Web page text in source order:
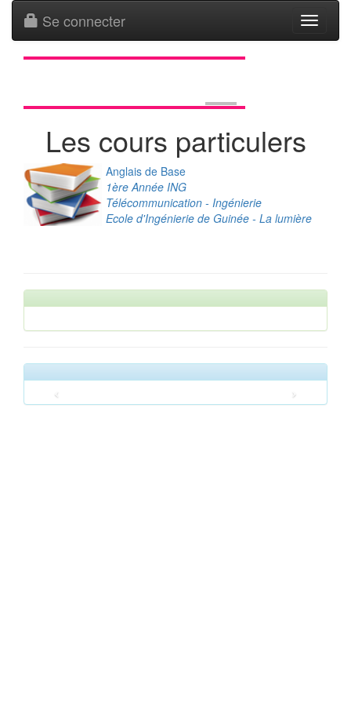
Toggle
Se connecter
Les cours particulers
Anglais de Base
1ère Année ING
Télécommunication - Ingénierie
Ecole d'Ingénierie de Guinée - La lumière